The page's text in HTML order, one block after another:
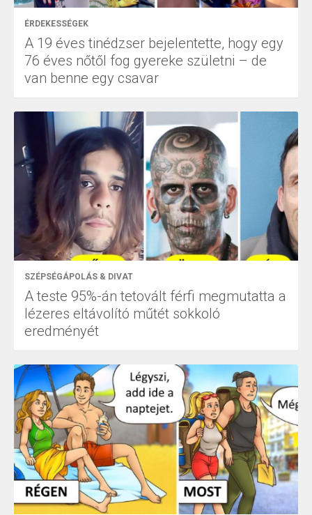
ÉRDEKESSÉGEK
A 19 éves tinédzser bejelentette, hogy egy
76 éves nőtől fog gyereke születni – de
van benne egy csavar
SZÉPSÉGÁPOLÁS & DIVAT
A teste 95%-án tetovált férfi megmutatta a
lézeres eltávolító műtét sokkoló
eredményét